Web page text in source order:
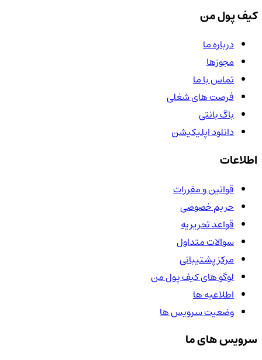
کیف پول من
درباره ما
مجوزها
تماس با ما
فرصت های شغلی
باگ بانتی
دانلود اپلیکیشن
اطلاعات
قوانین و مقررات
حریم خصوصی
قواعد تحریریه
سوالات متداول
مرکز پشتیبانی
لوگو های کیف پول من
اطلاعیه ها
وضعیت سرویس ها
سرویس های ما